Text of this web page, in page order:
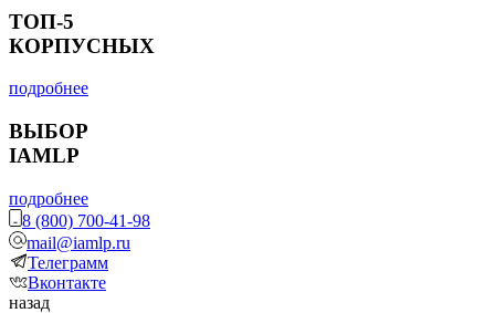
ТОП-5
КОРПУСНЫХ
подробнее
ВЫБОР
IAMLP
подробнее
8 (800) 700-41-98
mail@iamlp.ru
Телеграмм
Вконтакте
назад